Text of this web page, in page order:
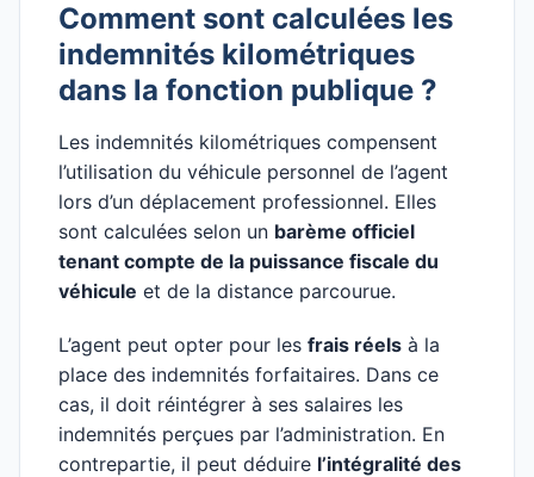
Comment sont calculées les
indemnités kilométriques
dans la fonction publique ?
Les indemnités kilométriques compensent
l’utilisation du véhicule personnel de l’agent
lors d’un déplacement professionnel. Elles
sont calculées selon un barème officiel
tenant compte de la puissance fiscale du
véhicule et de la distance parcourue.
L’agent peut opter pour les frais réels à la
place des indemnités forfaitaires. Dans ce
cas, il doit réintégrer à ses salaires les
indemnités perçues par l’administration. En
contrepartie, il peut déduire l’intégralité des